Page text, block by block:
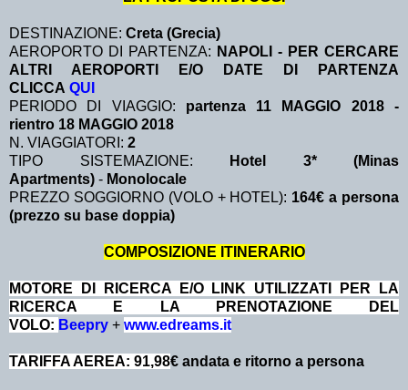
DESTINAZIONE: Creta (Grecia)
AEROPORTO DI PARTENZA: NAPOLI - PER CERCARE
ALTRI AEROPORTI E/O DATE DI PARTENZA
CLICCA QUI
PERIODO DI VIAGGIO: partenza 11 MAGGIO 2018 -
rientro 18 MAGGIO 2018
N. VIAGGIATORI: 2
TIPO SISTEMAZIONE:
Hotel 3* (Minas
Apartments) - Monolocale
PREZZO SOGGIORNO (VOLO + HOTEL): 164€ a persona
(prezzo su base doppia)
COMPOSIZIONE ITINERARIO
MOTORE DI RICERCA E/O LINK UTILIZZATI PER LA
RICERCA E LA PRENOTAZIONE DEL
VOLO: Beepry + www.edreams.it
TARIFFA AEREA: 91,98€ andata e ritorno a persona